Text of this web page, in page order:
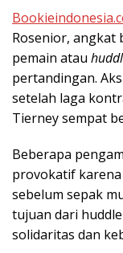
Rosenior, angkat
pemain atau
pertandingan.
setelah laga
Tierney sempat
Beberapa
provokatif
sebelum sepak
tujuan dari
solidaritas dan